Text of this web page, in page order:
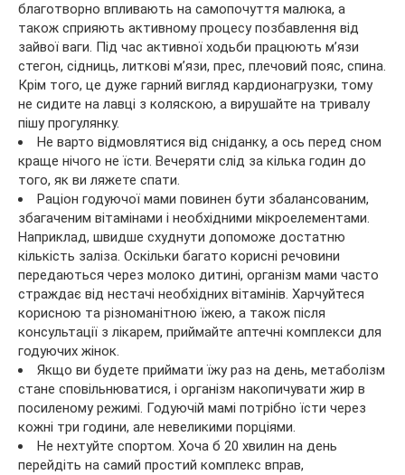
благотворно впливають на самопочуття малюка, а
також сприяють активному процесу позбавлення від
зайвої ваги. Під час активної ходьби працюють м’язи
стегон, сідниць, литкові м’язи, прес, плечовий пояс, спина.
Крім того, це дуже гарний вигляд кардионагрузки, тому
не сидите на лавці з коляскою, а вирушайте на тривалу
пішу прогулянку.
Не варто відмовлятися від сніданку, а ось перед сном
краще нічого не їсти. Вечеряти слід за кілька годин до
того, як ви ляжете спати.
Раціон годуючої мами повинен бути збалансованим,
збагаченим вітамінами і необхідними мікроелементами.
Наприклад, швидше схуднути допоможе достатню
кількість заліза. Оскільки багато корисні речовини
передаються через молоко дитині, організм мами часто
страждає від нестачі необхідних вітамінів. Харчуйтеся
корисною та різноманітною їжею, а також після
консультації з лікарем, приймайте аптечні комплекси для
годуючих жінок.
Якщо ви будете приймати їжу раз на день, метаболізм
стане сповільнюватися, і організм накопичувати жир в
посиленому режимі. Годуючій мамі потрібно їсти через
кожні три години, але невеликими порціями.
Не нехтуйте спортом. Хоча б 20 хвилин на день
перейдіть на самий простий комплекс вправ,